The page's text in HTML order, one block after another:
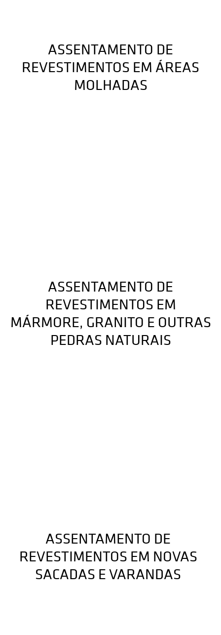
ASSENTAMENTO DE
REVESTIMENTOS EM ÁREAS
MOLHADAS
ASSENTAMENTO DE
REVESTIMENTOS EM
MÁRMORE, GRANITO E OUTRAS
PEDRAS NATURAIS
ASSENTAMENTO DE
REVESTIMENTOS EM NOVAS
SACADAS E VARANDAS